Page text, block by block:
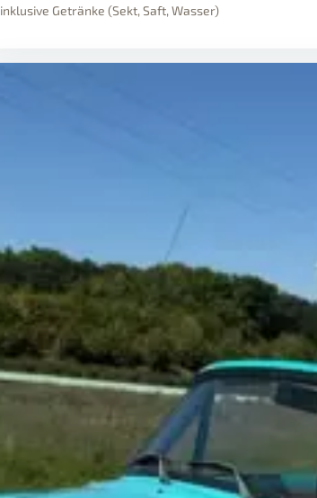
inklusive Getränke (Sekt, Saft, Wasser)